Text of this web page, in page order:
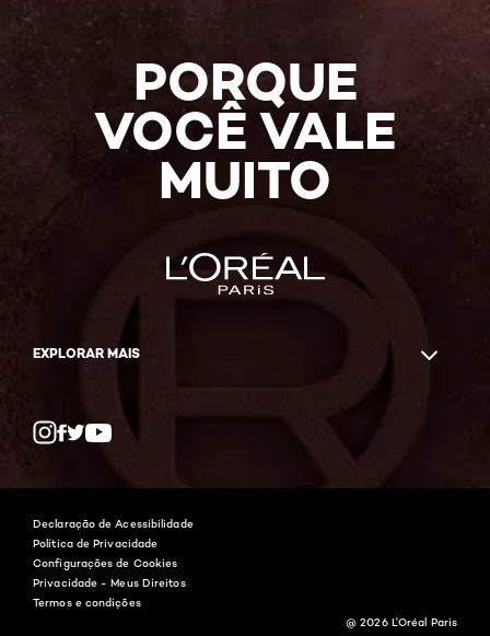
PORQUE
VOCÊ VALE
MUITO
EXPLORAR MAIS
Declaração de Acessibilidade
Política de Privacidade
Configurações de Cookies
Privacidade - Meus Direitos
Termos e condições
@ 2026 L'Oréal Paris